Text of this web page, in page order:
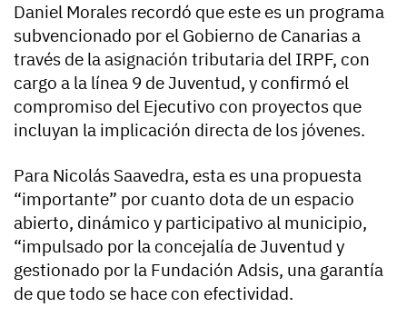
Daniel Morales recordó que este es un programa
subvencionado por el Gobierno de Canarias a
través de la asignación tributaria del IRPF, con
cargo a la línea 9 de Juventud, y confirmó el
compromiso del Ejecutivo con proyectos que
incluyan la implicación directa de los jóvenes.
Para Nicolás Saavedra, esta es una propuesta
“importante” por cuanto dota de un espacio
abierto, dinámico y participativo al municipio,
“impulsado por la concejalía de Juventud y
gestionado por la Fundación Adsis, una garantía
de que todo se hace con efectividad.